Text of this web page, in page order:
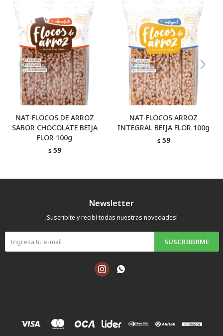
NAT-FLOCOS DE ARROZ
SABOR CHOCOLATE BEIJA
FLOR 100g
$ 59
NAT-FLOCOS ARROZ
INTEGRAL BEIJA FLOR 100g
$ 59
Newsletter
¡Suscribite y recibí todas nuestras novedades!
SUSCRIBIRME
 